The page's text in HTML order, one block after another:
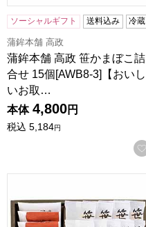
ソーシャルギフト 送料込み 冷蔵
蒲鉾本舗 高政
蒲鉾本舗 高政 笹かまぼこ詰
合せ 15個[AWB8-3]【おいし
いお取…
本体 4,800円
税込 5,184円